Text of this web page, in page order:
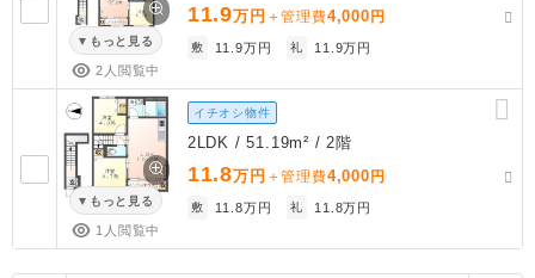
もっと見る
2人閲覧中
11.9万円 ＋管理費4,000 円
敷 11.9万円 礼 11.9万円
もっと見る
1人閲覧中
イチオシ物件
2LDK / 51.19m² / 2階
11.8万円 ＋管理費4,000 円
敷 11.8万円 礼 11.8万円